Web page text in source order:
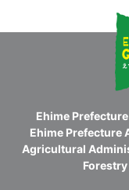
Ehime
Ehime
Agricultural